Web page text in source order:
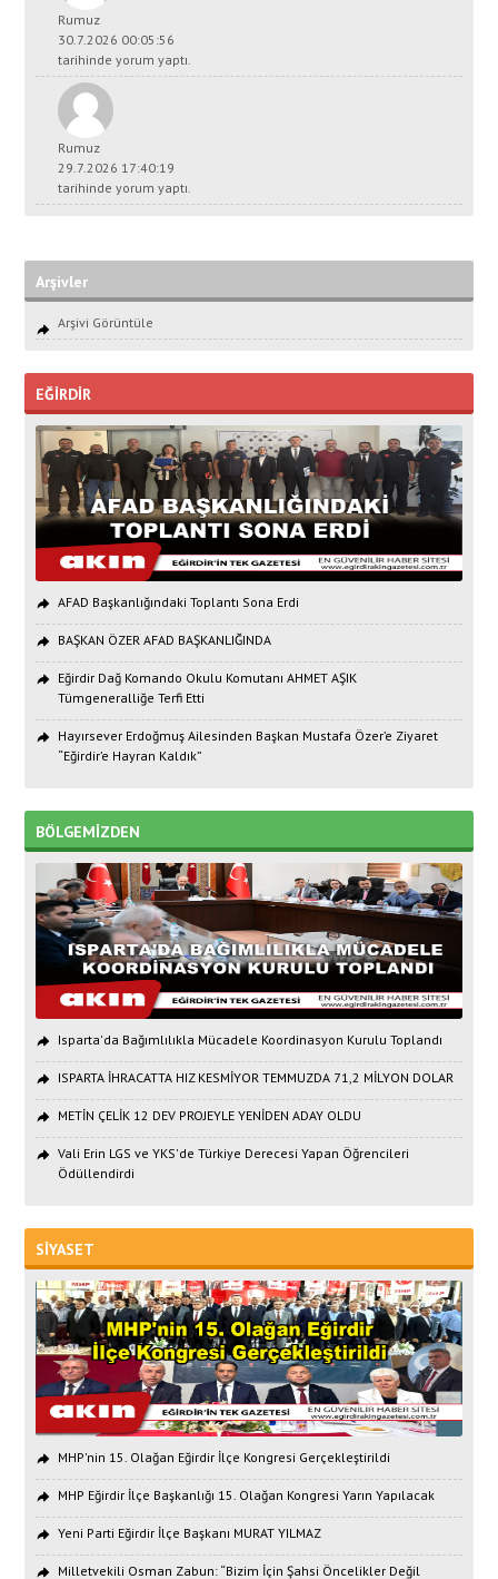
Rumuz
30.7.2026 00:05:56
tarihinde yorum yaptı.
Rumuz
29.7.2026 17:40:19
tarihinde yorum yaptı.
Arşivler
Arşivi Görüntüle
EĞİRDİR
AFAD Başkanlığındaki Toplantı Sona Erdi
BAŞKAN ÖZER AFAD BAŞKANLIĞINDA
Eğirdir Dağ Komando Okulu Komutanı AHMET AŞIK
Tümgeneralliğe Terfi Etti
Hayırsever Erdoğmuş Ailesinden Başkan Mustafa Özer’e Ziyaret
“Eğirdir’e Hayran Kaldık”
BÖLGEMİZDEN
Isparta'da Bağımlılıkla Mücadele Koordinasyon Kurulu Toplandı
ISPARTA İHRACATTA HIZ KESMİYOR TEMMUZDA 71,2 MİLYON DOLAR
METİN ÇELİK 12 DEV PROJEYLE YENİDEN ADAY OLDU
Vali Erin LGS ve YKS'de Türkiye Derecesi Yapan Öğrencileri
Ödüllendirdi
SİYASET
MHP'nin 15. Olağan Eğirdir İlçe Kongresi Gerçekleştirildi
MHP Eğirdir İlçe Başkanlığı 15. Olağan Kongresi Yarın Yapılacak
Yeni Parti Eğirdir İlçe Başkanı MURAT YILMAZ
Milletvekili Osman Zabun: “Bizim İçin Şahsi Öncelikler Değil